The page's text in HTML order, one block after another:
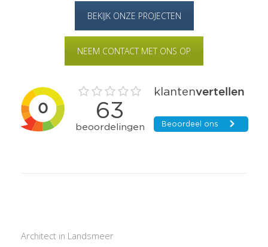
BEKIJK ONZE PROJECTEN
NEEM CONTACT MET ONS OP
Architect in Landsmeer